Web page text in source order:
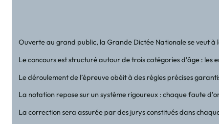
Ouverte au grand public, la Grande Dictée Nationale se veut à
Le concours est structuré autour de trois catégories d’âge : les
Le déroulement de l’épreuve obéit à des règles précises
La notation repose sur un système rigoureux : chaque faute
La correction sera assurée par des jurys constitués dans